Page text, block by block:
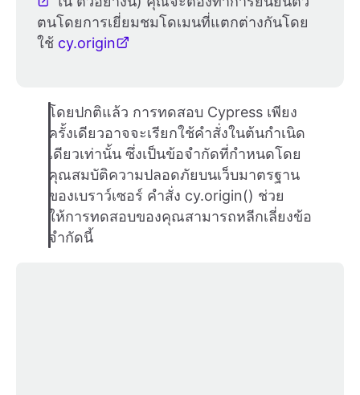
ตนโดยการเยี่ยมชมโดเมนที่แตกต่างกันโดย
ใช้ cy.origin
โดยปกติแล้ว การทดสอบ Cypress เพียง
ครั้งเดียวอาจจะเรียกใช้คำสั่งในต้นกำเนิด
เดียวเท่านั้น ซึ่งเป็นข้อจำกัดที่กำหนดโดย
คุณสมบัติความปลอดภัยบนเว็บมาตรฐาน
ของเบราว์เซอร์ คำสั่ง cy.origin() ช่วย
ให้การทดสอบของคุณสามารถหลีกเลี่ยงข้อ
จำกัดนี้